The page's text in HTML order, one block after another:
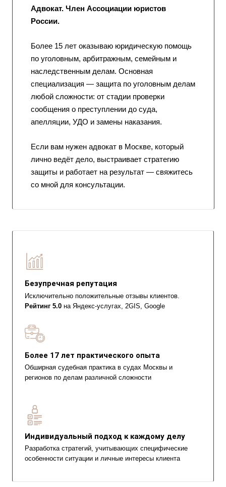
Адвокат. Член Ассоциации юристов
России.
Более 15 лет оказываю юридическую помощь
по уголовным, арбитражным, семейным и
наследственным делам. Основная
специализация — защита по уголовным делам
любой сложности: от стадии проверки
сообщения о преступлении до суда,
апелляции, УДО и замены наказания.
Если вам нужен адвокат в Москве, который
лично ведёт дело, выстраивает стратегию
защиты и работает на результат — свяжитесь
со мной для консультации.
Безупречная репутация
Исключительно положительные отзывы клиентов.
Рейтинг 5.0 на Яндекс-услугах, 2GIS, Google
Более 17 лет практического опыта
Обширная судебная практика в судах Москвы и
регионов по делам различной сложности
Индивидуальный подход к каждому делу
Разработка стратегий, учитывающих специфические
особенности ситуации и личные интересы клиента